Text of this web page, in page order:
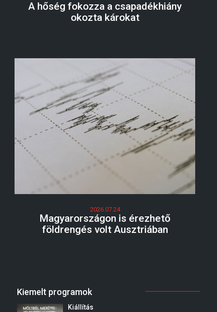
A hőség fokozza a csapadékhiány
okozta károkat
2026.07.24
Magyarországon is érezhető
földrengés volt Ausztriában
Kiemelt programok
Kiállítás